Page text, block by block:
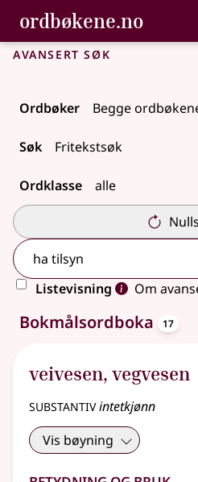
Gå til hovedinnhold
Tilgjengelighet
ordbøkene.no,
Bokmålsordboka og Nynorskordboka
Avansert søk
Ordbøker
Søk
Ordklasse
Listevisning
Om
33 treff
Bokmålsordboka 17
veivesen, vegvesen
substantivintetkjønn
Vis bøyning